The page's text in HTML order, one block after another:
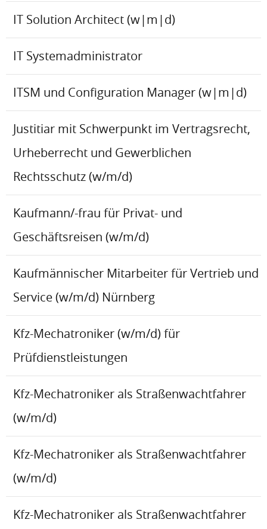
IT Solution Architect (w|m|d)
IT Systemadministrator
ITSM und Configuration Manager (w|m|d)
Justitiar mit Schwerpunkt im Vertragsrecht,
Urheberrecht und Gewerblichen
Rechtsschutz (w/m/d)
Kaufmann/-frau für Privat- und
Geschäftsreisen (w/m/d)
Kaufmännischer Mitarbeiter für Vertrieb und
Service (w/m/d) Nürnberg
Kfz-Mechatroniker (w/m/d) für
Prüfdienstleistungen
Kfz-Mechatroniker als Straßenwachtfahrer
(w/m/d)
Kfz-Mechatroniker als Straßenwachtfahrer
(w/m/d)
Kfz-Mechatroniker als Straßenwachtfahrer